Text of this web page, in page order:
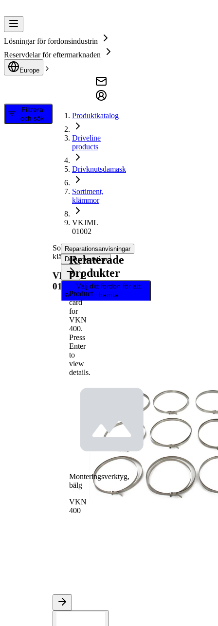
Lösningar för fordonsindustrin
Reservdelar för eftermarknaden
Europe
Filtrera
och sök
Produktkatalog
Driveline
products
Drivknutsdamask
Sortiment,
klämmor
VKJML
01002
Sortiment,
klämmor
VKJML
01002
Reparationsanvisningar
Dokumentation
Välj ditt fordon för att
hämta
reparationsanvisningar
Relaterade
produkter
Product
card
for
VKN
400.
Press
Enter
to
view
details.
Monteringsverktyg,
bälg
VKN
400